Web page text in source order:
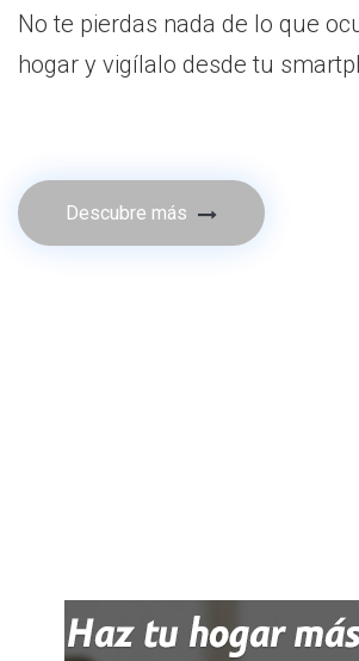
No te pierdas nada de lo que
hogar y vigílalo desde tu
Descubre más